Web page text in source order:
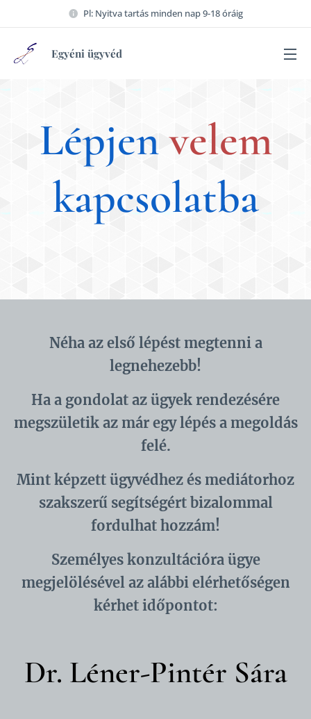
Pl: Nyitva tartás minden nap 9-18 óráig
Egyéni ügyvéd
Lépjenvelem
kapcsolatba
Néha az első lépést megtenni a
legnehezebb!
Ha a gondolat az ügyek rendezésére
megszületik az már egy lépés a megoldás
felé.
Mint képzett ügyvédhez és mediátorhoz
szakszerű segítségért bizalommal
fordulhat hozzám!
Személyes konzultációra ügye
megjelölésével az alábbi elérhetőségen
kérhet időpontot:
Dr. Léner-Pintér Sára